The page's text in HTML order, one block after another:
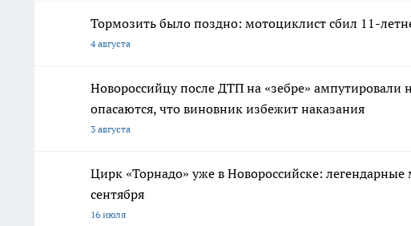
Тормозить было поздно: мотоциклист сбил 11-
4 августа
Новороссийцу после ДТП на «зебре»
опасаются, что виновник избежит наказания
3 августа
Цирк «Торнадо» уже в Новороссийске:
сентября
16 июля